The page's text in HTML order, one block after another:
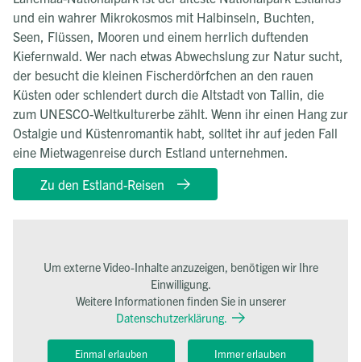
und ein wahrer Mikrokosmos mit Halbinseln, Buchten,
Seen, Flüssen, Mooren und einem herrlich duftenden
Kiefernwald. Wer nach etwas Abwechslung zur Natur sucht,
der besucht die kleinen Fischerdörfchen an den rauen
Küsten oder schlendert durch die Altstadt von Tallin, die
zum UNESCO-Weltkulturerbe zählt. Wenn ihr einen Hang zur
Ostalgie und Küstenromantik habt, solltet ihr auf jeden Fall
eine Mietwagenreise durch Estland unternehmen.
Zu den Estland-Reisen
Um externe Video-Inhalte anzuzeigen, benötigen wir Ihre
Einwilligung.
Weitere Informationen finden Sie in unserer
Datenschutzerklärung.
Einmal erlauben Immer erlauben